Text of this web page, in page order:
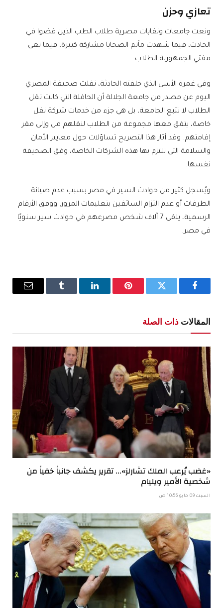
تعازي وحزن
ونعت جامعات ونقابات مصرية طلاب الطب الذين قضوا في
الحادث، فيما شهدت مآتم الضحايا مشاركة كبيرة، فيما نعى
مفتي الجمهورية الطلاب.
وفي غمرة الأسى الذي خلفته الحادثة، نقلت صحيفة المصري
اليوم عن مصدر من جامعة الجلالة أن الحافلة التي كانت تقل
الطلاب لا تتبع الجامعة، بل هي جزء من خدمات شركة نقل
خاصة، يتفق معها مجموعة من الطلاب لنقلهم من وإلى مقر
إقامتهم. وقد أثار هذا التصريح تساؤلات حول معايير الأمان
والسلامة التي تلتزم بها هذه الشركات الخاصة، وفق الصحيفة
نفسها.
ويُسجل كثير من حوادث السير في مصر بسبب عدم صيانة
الطرقات أو عدم التزام السائقين بتعليمات المرور. ووفق الأرقام
الرسمية، يلقى 7 آلاف شخص مصرعهم في حوادث سير سنويًا
في مصر.
فيسبوك تويتر بينتيريستلينكدإن Tumblr
البريد
المقالات ذات الصلة
«غضب يُرعب الملك تشارلز»… تقرير يكشف جانباً خفياً من
شخصية الأمير ويليام
السبت 09 مايو 10:56 ص